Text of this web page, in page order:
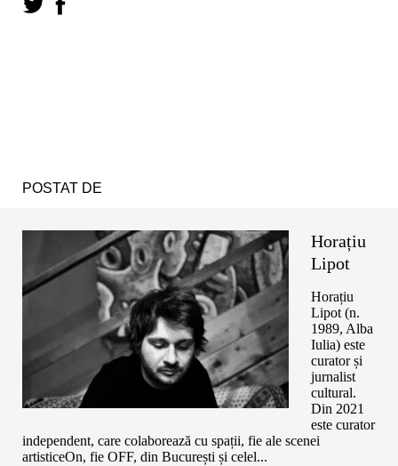
POSTAT DE
Horațiu
Lipot
Horațiu
Lipot (n.
1989, Alba
Iulia) este
curator și
jurnalist
cultural.
Din 2021
este curator
independent, care colaborează cu spații, fie ale scenei
artisticeOn, fie OFF, din București și celel...